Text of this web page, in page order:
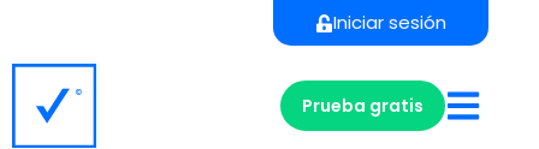
Iniciar sesión
Prueba gratis